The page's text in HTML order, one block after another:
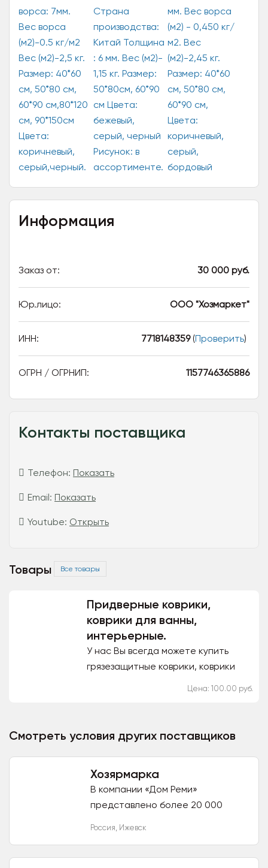
Информация
Заказ от: 30 000 руб.
Юр.лицо: ООО "Хозмаркет"
ИНН: 7718148359 (Проверить)
ОГРН / ОГРНИП: 1157746365886
Контакты поставщика
Телефон: Показать
Email: Показать
Youtube: Открыть
Товары Все товары
Придверные коврики,
коврики для ванны,
интерьерные.
У нас Вы всегда можете купить
грязезащитные коврики, коврики
Цена: 100.00 руб.
Смотреть условия других поставщиков
Хозярмарка
В компании «Дом Реми»
представлено более 20 000
Россия, Ижевск